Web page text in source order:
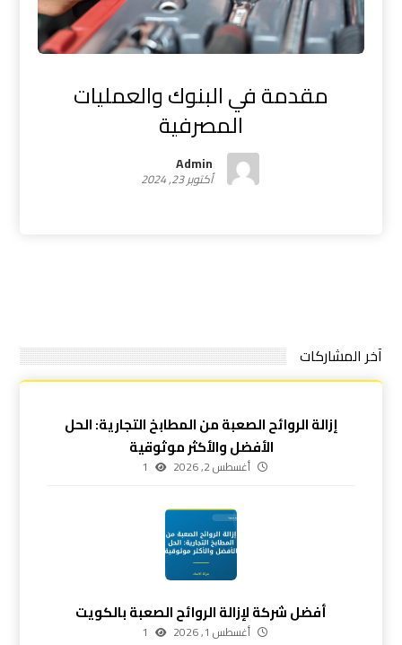
مقدمة في البنوك والعمليات
المصرفية
Admin
أكتوبر 23, 2024
آخر المشاركات
إزالة الروائح الصعبة من المطابخ التجارية: الحل
الأفضل والأكثر موثوقية
أغسطس 2, 2026 1
أفضل شركة لإزالة الروائح الصعبة بالكويت
أغسطس 1, 2026 1